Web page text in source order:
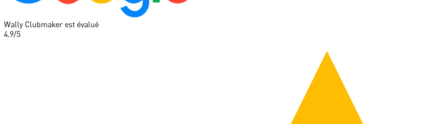
Wally Clubmaker est évalué
4.9/5